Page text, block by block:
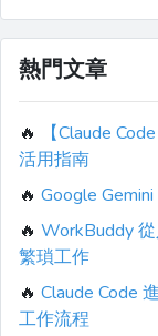
熱門文章
🔥
【Claude
活用指南
🔥 Google
🔥 WorkBuddy
繁瑣工作
🔥 Claude Code
工作流程